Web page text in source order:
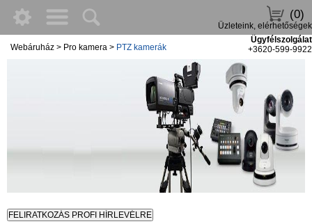
(0)
Üzleteink, elérhetőségek
Ügyfélszolgálat
+3620-599-9922
Webáruház > Pro kamera > PTZ kamerák